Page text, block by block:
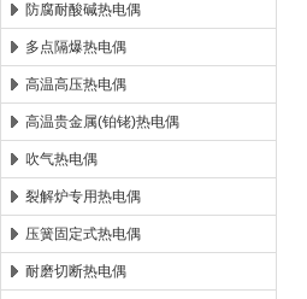
防腐耐酸碱热电偶
多点隔爆热电偶
高温高压热电偶
高温贵金属(铂铑)热电偶
吹气热电偶
裂解炉专用热电偶
压簧固定式热电偶
耐磨切断热电偶